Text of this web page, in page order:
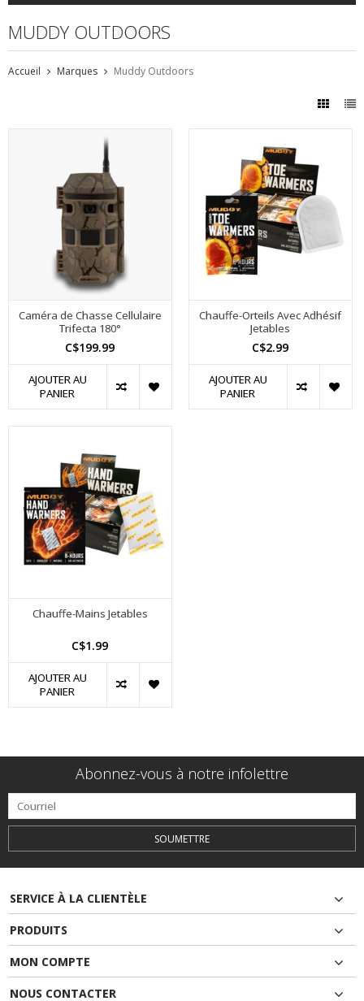
MUDDY OUTDOORS
Accueil Marques Muddy Outdoors
Caméra de Chasse Cellulaire
Trifecta 180°
C$199.99
AJOUTER AU
PANIER
Chauffe-Orteils Avec Adhésif
Jetables
C$2.99
AJOUTER AU
PANIER
Chauffe-Mains Jetables
C$1.99
AJOUTER AU
PANIER
Abonnez-vous à notre infolettre
SOUMETTRE
SERVICE À LA CLIENTÈLE
PRODUITS
MON COMPTE
NOUS CONTACTER